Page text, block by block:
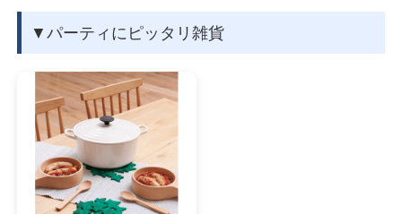
▼パーティにピッタリ雑貨